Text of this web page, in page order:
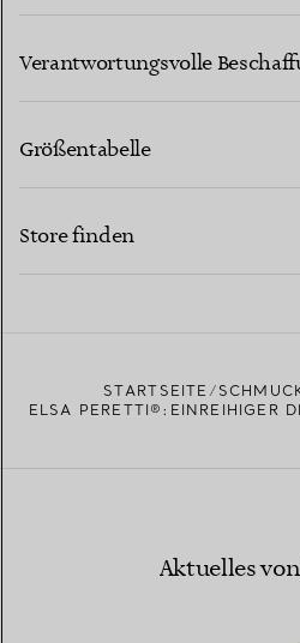
Verantwortungsvolle
Größentabelle
Store finden
STARTSEITE
ELSA PERETTI®:EINREIHIGER
Aktuelles